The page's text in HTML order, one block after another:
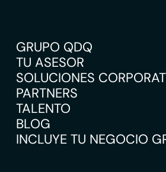
GRUPO QDQ
TU ASESOR
SOLUCIONES
PARTNERS
TALENTO
BLOG
INCLUYE TU NEGOCIO